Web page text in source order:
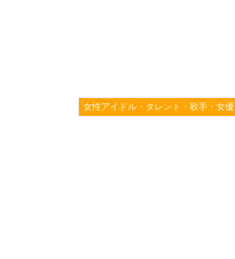
女性アイドル・タレント・歌手・女優